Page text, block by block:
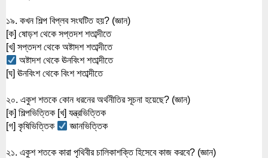
১৯. কখন শিল্প বিপ্লব সংঘটিত হয়? (জ্ঞান)
[ক] ষোড়শ থেকে সপ্তদশ শতাব্দীতে
[খ] সপ্তদশ থেকে অষ্টাদশ শতাব্দীতে
অষ্টাদশ থেকে ঊনবিংশ শতাব্দীতে
[ঘ] ঊনবিংশ থেকে বিংশ শতাব্দীতে
২০. একুশ শতকে কোন ধরনের অর্থনীতির সূচনা হয়েছে? (জ্ঞান)
[ক] শিল্পভিত্তিক [খ] যন্ত্রভিত্তিক
[গ] কৃষিভিত্তিক
জ্ঞানভিত্তিক
২১. একুশ শতকে কারা পৃথিবীর চালিকাশক্তি হিসেবে কাজ করবে? (জ্ঞান)